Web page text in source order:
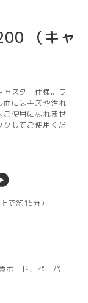
（キャ
スター仕様。ワ
面にはキズや汚れ
ご使用になれませ
クしてご使用くだ
で約15分）
ボード、ペーパー